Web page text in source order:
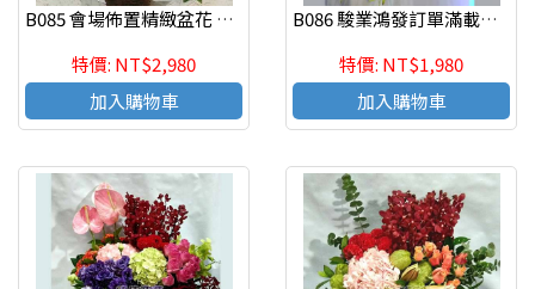
B085 會場佈置精緻盆花 慶祝榮陞、開幕喬遷、參展成功
特價: NT$2,980
加入購物車
B086 駿業鴻發訂單滿載精緻盆花 慶祝榮陞、開幕喬遷、參展成功
特價: NT$1,980
加入購物車